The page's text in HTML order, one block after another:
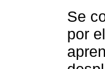
Se
por